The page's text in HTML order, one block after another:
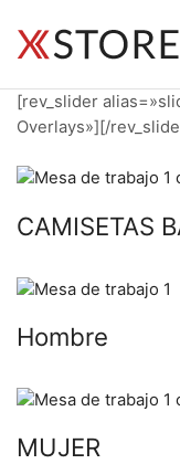
[rev_slider
Overlays»][/
CAMISETAS
Hombre
MUJER